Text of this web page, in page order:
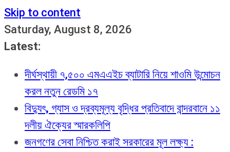
Skip to content
Saturday, August 8, 2026
Latest:
দীর্ঘস্থায়ী ৭,৫০০ এমএএইচ ব্যাটারি নিয়ে শাওমি উন্মোচন
করল নতুন রেডমি ১৭
বিদ্যুৎ, গ্যাস ও দ্রব্যমূল্য বৃদ্ধির প্রতিবাদে বান্দরবানে ১১
দলীয় ঐক্যের স্মারকলিপি
জনগণের সেবা নিশ্চিত করাই সরকারের মূল লক্ষ্য :